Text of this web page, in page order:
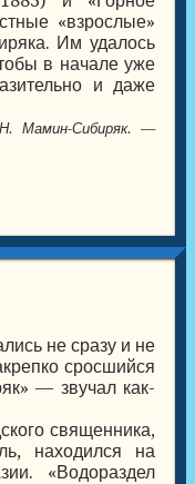
«взрослые»
Им удалось
в начале уже
и даже
Сибиряк. —
не сразу и не
сросшийся
— звучал как-
священника,
находился на
«Водораздел